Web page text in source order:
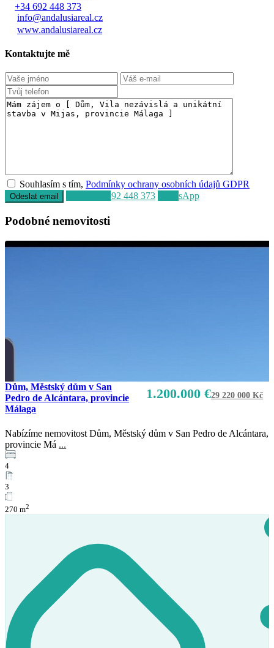
+34 692 448 373
info@andalusiareal.cz
www.andalusiareal.cz
Kontaktujte mě
Souhlasím s tím,Podmínky ochrany osobních údajů GDPR
+34 692 448 373 WhatsApp
Podobné nemovitosti
1.200.000 €29 220 000 Kč
Dům, Městský dům v San
Pedro de Alcántara, provincie
Málaga
Nabízíme nemovitost Dům, Městský dům v San Pedro de Alcántara,
provincie Má ...
4
3
270 m2